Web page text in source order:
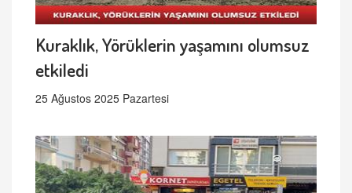
Kuraklık, Yörüklerin yaşamını olumsuz
etkiledi
25 Ağustos 2025 Pazartesi